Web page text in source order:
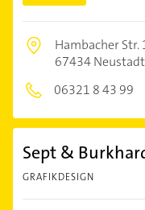
Hambacher Str.
67434
06321 8 43 99
Sept &
GRAFIKDESIGN